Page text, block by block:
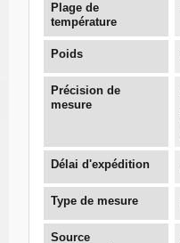
Plage de
température
Poids
Précision de
mesure
Délai d'expédition
Type de mesure
Source